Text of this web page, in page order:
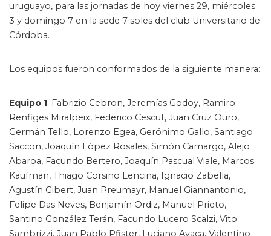
uruguayo, para las jornadas de hoy viernes 29, miércoles
3 y domingo 7 en la sede 7 soles del club Universitario de
Córdoba.
Los equipos fueron conformados de la siguiente manera:
Equipo 1: Fabrizio Cebron, Jeremías Godoy, Ramiro
Renfiges Miralpeix, Federico Cescut, Juan Cruz Ouro,
Germán Tello, Lorenzo Egea, Gerónimo Gallo, Santiago
Saccon, Joaquín López Rosales, Simón Camargo, Alejo
Abaroa, Facundo Bertero, Joaquín Pascual Viale, Marcos
Kaufman, Thiago Corsino Lencina, Ignacio Zabella,
Agustín Gibert, Juan Preumayr, Manuel Giannantonio,
Felipe Das Neves, Benjamín Ordiz, Manuel Prieto,
Santino González Terán, Facundo Lucero Scalzi, Vito
Sambrizzi, Juan Pablo Pfister, Luciano Avaca, Valentino